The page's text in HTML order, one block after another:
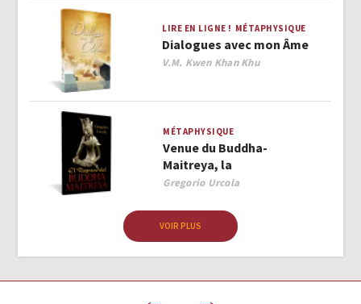
LIRE EN LIGNE ! MÉTAPHYSIQUE
Dialogues avec mon Âme
Author
V.M. Kwen Khan Khu
MÉTAPHYSIQUE
Venue du Buddha-
Maitreya, la
Author
Gregorio Urcola
VOIR PLUS